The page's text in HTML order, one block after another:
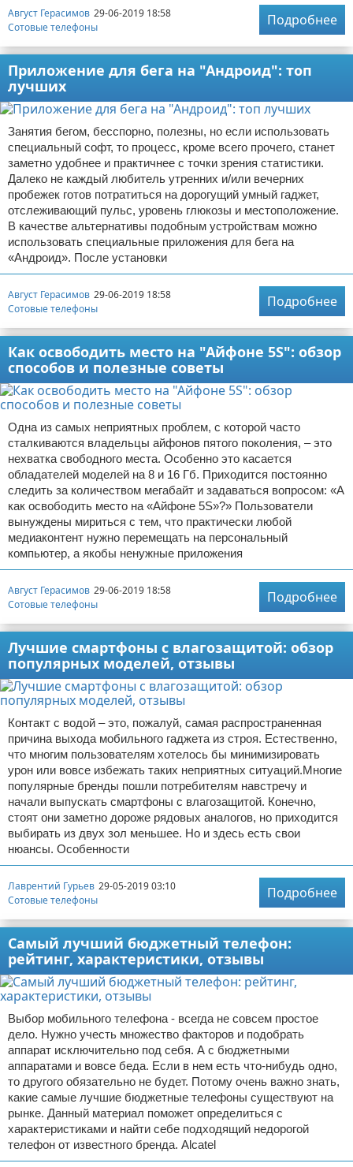
Август Герасимов 29-06-2019 18:58
Сотовые телефоны
Подробнее
Приложение для бега на "Андроид": топ
лучших
Занятия бегом, бесспорно, полезны, но если использовать
специальный софт, то процесс, кроме всего прочего, станет
заметно удобнее и практичнее с точки зрения статистики.
Далеко не каждый любитель утренних и/или вечерних
пробежек готов потратиться на дорогущий умный гаджет,
отслеживающий пульс, уровень глюкозы и местоположение.
В качестве альтернативы подобным устройствам можно
использовать специальные приложения для бега на
«Андроид». После установки
Август Герасимов 29-06-2019 18:58
Сотовые телефоны
Подробнее
Как освободить место на "Айфоне 5S": обзор
способов и полезные советы
Одна из самых неприятных проблем, с которой часто
сталкиваются владельцы айфонов пятого поколения, – это
нехватка свободного места. Особенно это касается
обладателей моделей на 8 и 16 Гб. Приходится постоянно
следить за количеством мегабайт и задаваться вопросом: «А
как освободить место на «Айфоне 5S»?» Пользователи
вынуждены мириться с тем, что практически любой
медиаконтент нужно перемещать на персональный
компьютер, а якобы ненужные приложения
Август Герасимов 29-06-2019 18:58
Сотовые телефоны
Подробнее
Лучшие смартфоны с влагозащитой: обзор
популярных моделей, отзывы
Контакт с водой – это, пожалуй, самая распространенная
причина выхода мобильного гаджета из строя. Естественно,
что многим пользователям хотелось бы минимизировать
урон или вовсе избежать таких неприятных ситуаций.Многие
популярные бренды пошли потребителям навстречу и
начали выпускать смартфоны с влагозащитой. Конечно,
стоят они заметно дороже рядовых аналогов, но приходится
выбирать из двух зол меньшее. Но и здесь есть свои
нюансы. Особенности
Лаврентий Гурьев 29-05-2019 03:10
Сотовые телефоны
Подробнее
Самый лучший бюджетный телефон:
рейтинг, характеристики, отзывы
Выбор мобильного телефона - всегда не совсем простое
дело. Нужно учесть множество факторов и подобрать
аппарат исключительно под себя. А с бюджетными
аппаратами и вовсе беда. Если в нем есть что-нибудь одно,
то другого обязательно не будет. Потому очень важно знать,
какие самые лучшие бюджетные телефоны существуют на
рынке. Данный материал поможет определиться с
характеристиками и найти себе подходящий недорогой
телефон от известного бренда. Alcatel